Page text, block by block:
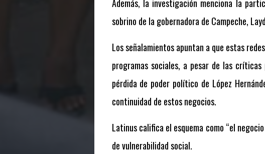
Además, la investigación menciona la
sobrino de la gobernadora de Campeche,
Los señalamientos apuntan a que estas
programas sociales, a pesar de las
pérdida de poder político de López
continuidad de estos negocios.
Latinus califica el esquema como “el
de vulnerabilidad social.